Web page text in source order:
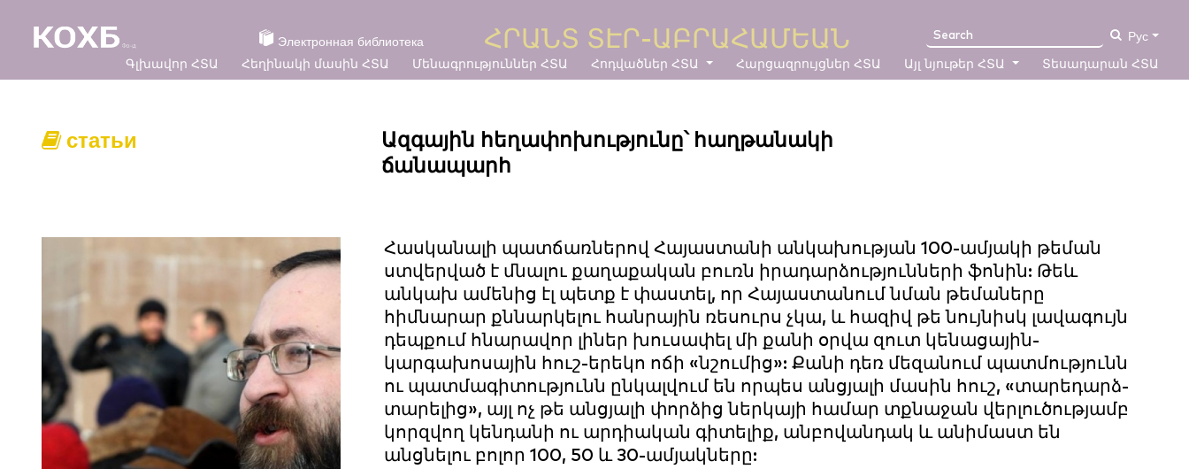
Электронная библиотека ՀՐԱՆՏ ՏԷՐ-ԱԲՐԱՀԱՄԵԱՆ
Գլխավոր ՀՏԱ Հեղինակի մասին ՀՏԱ Մենագրություններ ՀՏԱ Հոդվածներ ՀՏԱ Հարցազրույցներ ՀՏԱ Այլ նյութեր ՀՏԱ Տեսադարան ՀՏԱ
Рус
статьи
Ազգային հեղափոխությունը՝ հաղթանակի
ճանապարհ
Հասկանալի պատճառներով Հայաստանի անկախության 100-ամյակի թեման
ստվերված է մնալու քաղաքական բուռն իրադարձությունների ֆոնին: Թեև
անկախ ամենից էլ պետք է փաստել, որ Հայաստանում նման թեմաները
հիմնարար քննարկելու հանրային ռեսուրս չկա, և հազիվ թե նույնիսկ լավագույն
դեպքում հնարավոր լիներ խուսափել մի քանի օրվա զուտ կենացային-
կարգախոսային հուշ-երեկո ոճի «նշումից»: Քանի դեռ մեզանում պատմությունն
ու պատմագիտությունն ընկալվում են որպես անցյալի մասին հուշ, «տարեդարձ-
տարելից», այլ ոչ թե անցյալի փորձից ներկայի համար տքնաջան վերլուծությամբ
կորզվող կենդանի ու արդիական գիտելիք, անբովանդակ և անիմաստ են
անցնելու բոլոր 100, 50 և 30-ամյակները: